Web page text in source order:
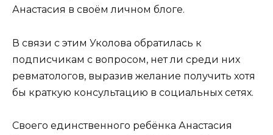
Анастасия в своём личном блоге.
В связи с этим Уколова обратилась к
подписчикам с вопросом, нет ли среди них
ревматологов, выразив желание получить хотя
бы краткую консультацию в социальных сетях.
Своего единственного ребёнка Анастасия